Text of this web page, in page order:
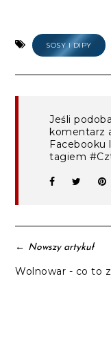
SOSY I DIPY
Jeśli
komentarz
Facebooku
tagiem
← Nowszy artykuł
Wolnowar - co to